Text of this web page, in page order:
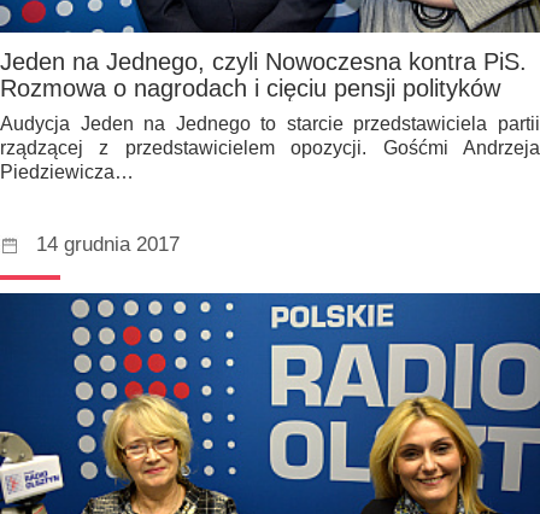
Jeden na Jednego, czyli Nowoczesna kontra PiS.
Rozmowa o nagrodach i cięciu pensji polityków
Audycja Jeden na Jednego to starcie przedstawiciela partii
rządzącej z przedstawicielem opozycji. Gośćmi Andrzeja
Piedziewicza…
14 grudnia 2017